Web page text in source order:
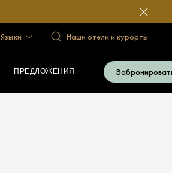
Языки Наши отели и курорты
ПРЕДЛОЖЕНИЯ